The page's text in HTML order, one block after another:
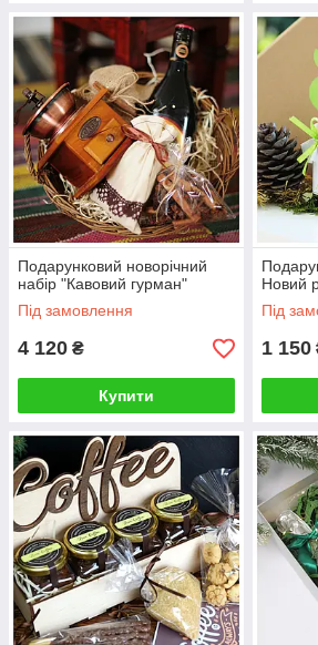
Подарунковий новорічний
набір "Кавовий гурман"
Під замовлення
4 120 ₴
Купити
Новий
Під
1 150